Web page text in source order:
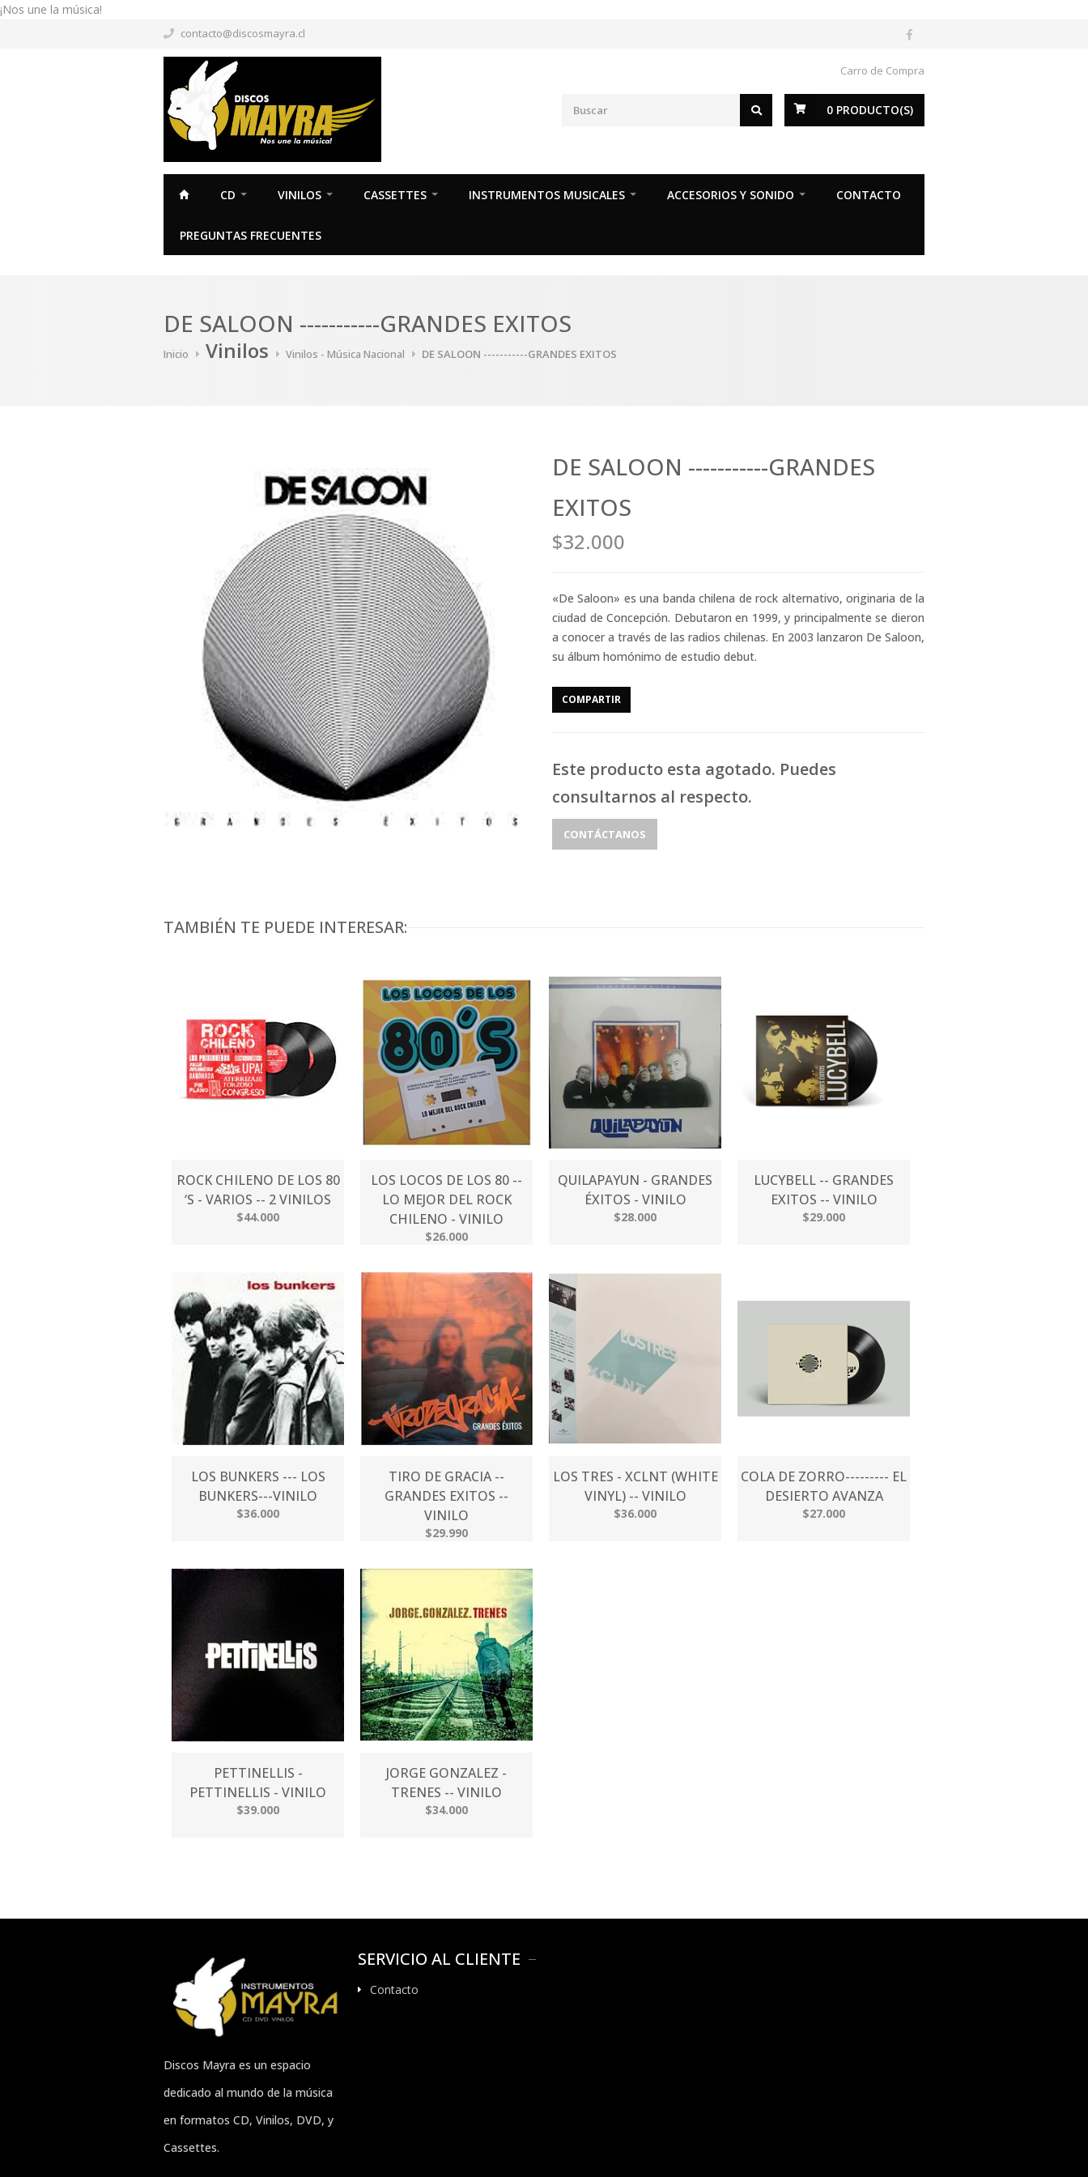
¡Nos une la música!
contacto@discosmayra.cl
Carro de Compra
0 PRODUCTO(S)
CD VINILOS CASSETTES INSTRUMENTOS MUSICALES ACCESORIOS Y SONIDO CONTACTO
PREGUNTAS FRECUENTES
DE SALOON -----------GRANDES EXITOS
Inicio Vinilos Vinilos - Música Nacional DE SALOON -----------GRANDES EXITOS
DE SALOON -----------GRANDES
EXITOS
$32.000
«De Saloon» es una banda chilena de rock alternativo, originaria de la
ciudad de Concepción. Debutaron en 1999, y principalmente se dieron
a conocer a través de las radios chilenas. En 2003 lanzaron De Saloon,
su álbum homónimo de estudio debut.
COMPARTIR
Este producto esta agotado. Puedes
consultarnos al respecto.
CONTÁCTANOS
TAMBIÉN TE PUEDE INTERESAR:
ROCK CHILENO DE LOS 80
‘S - VARIOS -- 2 VINILOS
$44.000
LOS LOCOS DE LOS 80 --
LO MEJOR DEL ROCK
CHILENO - VINILO
$26.000
QUILAPAYUN - GRANDES
ÉXITOS - VINILO
$28.000
LUCYBELL -- GRANDES
EXITOS -- VINILO
$29.000
LOS BUNKERS --- LOS
BUNKERS---VINILO
$36.000
TIRO DE GRACIA --
GRANDES EXITOS --
VINILO
$29.990
LOS TRES - XCLNT (WHITE
VINYL) -- VINILO
$36.000
COLA DE ZORRO--------- EL
DESIERTO AVANZA
$27.000
PETTINELLIS -
PETTINELLIS - VINILO
$39.000
JORGE GONZALEZ -
TRENES -- VINILO
$34.000
Discos Mayra es un espacio
dedicado al mundo de la música
en formatos CD, Vinilos, DVD, y
Cassettes.
SERVICIO AL CLIENTE
Contacto